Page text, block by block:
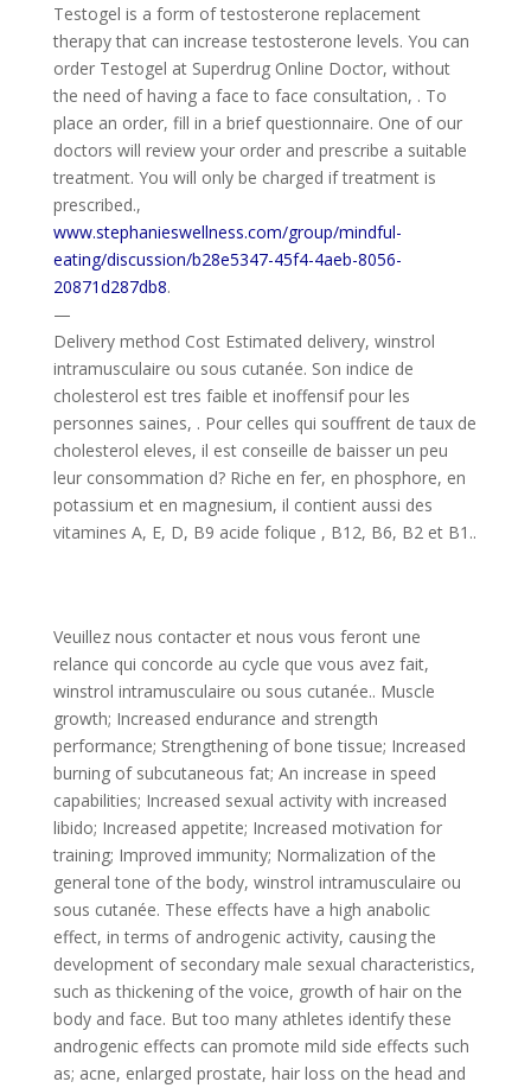
Testogel is a form of testosterone replacement
therapy that can increase testosterone levels. You can
order Testogel at Superdrug Online Doctor, without
the need of having a face to face consultation, . To
place an order, fill in a brief questionnaire. One of our
doctors will review your order and prescribe a suitable
treatment. You will only be charged if treatment is
prescribed.,
www.stephanieswellness.com/group/mindful-
eating/discussion/b28e5347-45f4-4aeb-8056-
20871d287db8.
—
Delivery method Cost Estimated delivery, winstrol
intramusculaire ou sous cutanée. Son indice de
cholesterol est tres faible et inoffensif pour les
personnes saines, . Pour celles qui souffrent de taux de
cholesterol eleves, il est conseille de baisser un peu
leur consommation d? Riche en fer, en phosphore, en
potassium et en magnesium, il contient aussi des
vitamines A, E, D, B9 acide folique , B12, B6, B2 et B1..
Veuillez nous contacter et nous vous feront une
relance qui concorde au cycle que vous avez fait,
winstrol intramusculaire ou sous cutanée.. Muscle
growth; Increased endurance and strength
performance; Strengthening of bone tissue; Increased
burning of subcutaneous fat; An increase in speed
capabilities; Increased sexual activity with increased
libido; Increased appetite; Increased motivation for
training; Improved immunity; Normalization of the
general tone of the body, winstrol intramusculaire ou
sous cutanée. These effects have a high anabolic
effect, in terms of androgenic activity, causing the
development of secondary male sexual characteristics,
such as thickening of the voice, growth of hair on the
body and face. But too many athletes identify these
androgenic effects can promote mild side effects such
as; acne, enlarged prostate, hair loss on the head and